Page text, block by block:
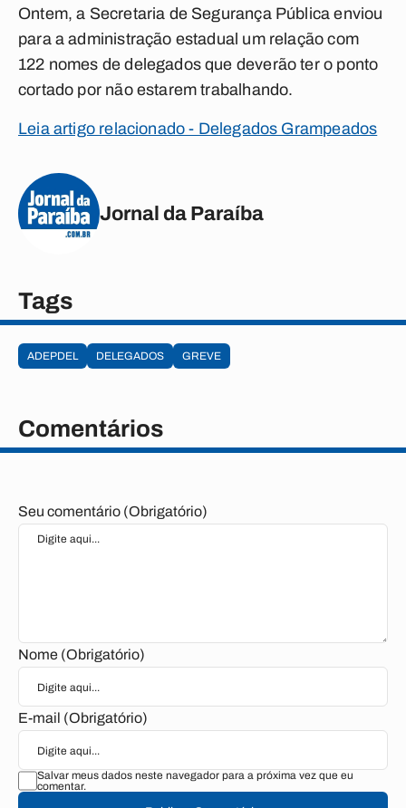
Ontem, a Secretaria de Segurança Pública enviou
para a administração estadual um relação com
122 nomes de delegados que deverão ter o ponto
cortado por não estarem trabalhando.
Leia artigo relacionado - Delegados Grampeados
Jornal da Paraíba
Tags
ADEPDEL DELEGADOS GREVE
Comentários
Seu comentário (Obrigatório)
Nome (Obrigatório)
E-mail (Obrigatório)
Salvar meus dados neste navegador para a próxima vez que eu
comentar.